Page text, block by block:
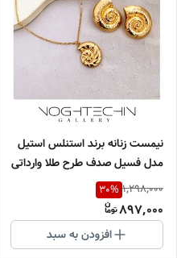
نیمست زنانه برند استنلس استیل
مدل فسیل صدف طرح طلا وارداتی
1,298,000
30%
897,000
افزودن به سبد